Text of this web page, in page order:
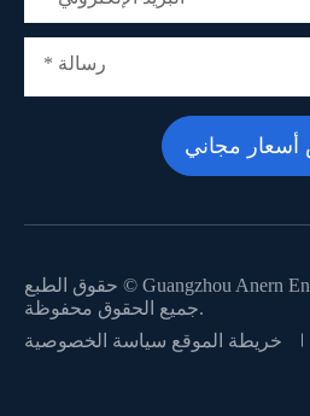
حقوق الطبع © Guangzhou Anern
جميع الحقوق محفوظة.
خريطة الموقع سياسة الخصوصية